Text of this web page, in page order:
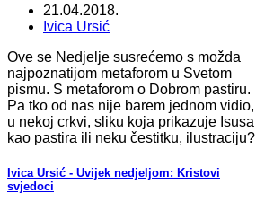
21.04.2018.
Ivica Ursić
Ove se Nedjelje susrećemo s možda
najpoznatijom metaforom u Svetom
pismu. S metaforom o Dobrom pastiru.
Pa tko od nas nije barem jednom vidio,
u nekoj crkvi, sliku koja prikazuje Isusa
kao pastira ili neku čestitku, ilustraciju?
Ivica Ursić - Uvijek nedjeljom: Kristovi
svjedoci